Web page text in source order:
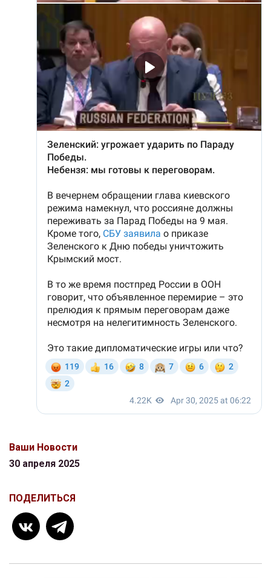
Ваши Новости
30 апреля 2025
ПОДЕЛИТЬСЯ